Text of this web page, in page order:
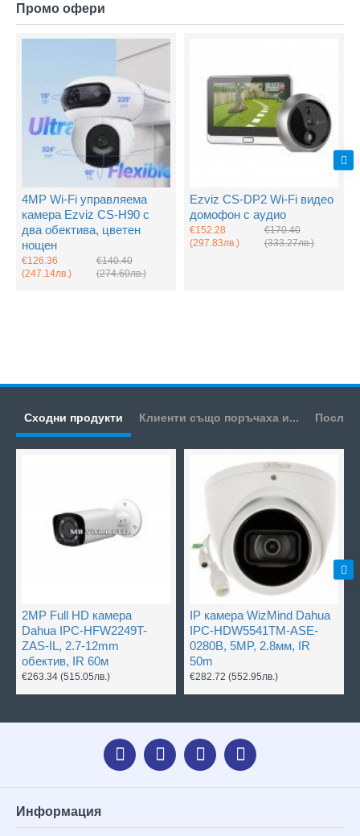
Промо офери
4MP Wi-Fi управляема
камера Ezviz CS-H90 с
два обектива, цветен
нощен
€126.36
(247.14лв.)
€140.40
(274.60лв.)
Ezviz CS-DP2 Wi-Fi видео
домофон с аудио
€152.28
(297.83лв.)
€170.40
(333.27лв.)
Сходни продукти Клиенти също поръчаха и...
2MP Full HD камера
Dahua IPC-HFW2249T-
ZAS-IL, 2.7-12mm
обектив, IR 60м
€263.34 (515.05лв.)
IP камера WizMind Dahua
IPC-HDW5541TM-ASE-
0280B, 5MP, 2.8мм, IR
50m
€282.72 (552.95лв.)
Информация